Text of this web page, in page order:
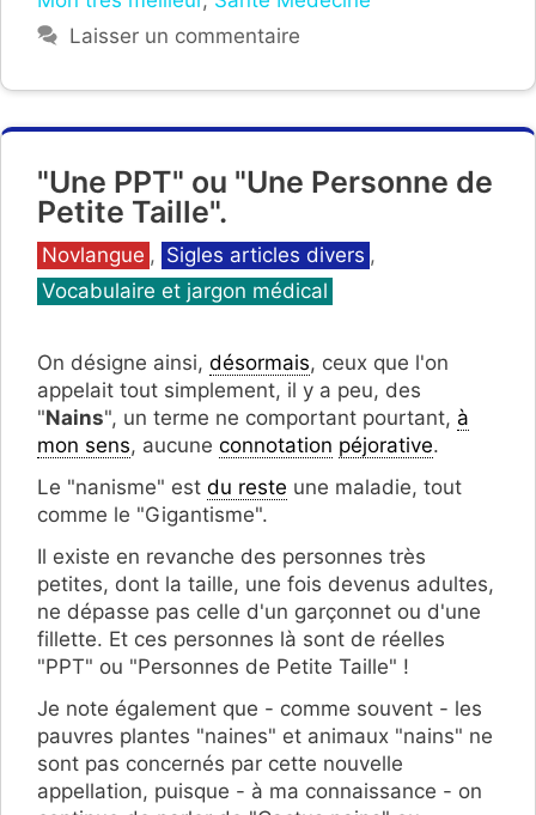
Laisser un commentaire
"Une PPT" ou "Une Personne de
Petite Taille".
Catégories
Novlangue , Sigles articles divers ,
Vocabulaire et jargon médical
On désigne ainsi, désormais, ceux que l'on
appelait tout simplement, il y a peu, des
"Nains", un terme ne comportant pourtant, à
mon sens, aucune connotation péjorative.
Le "nanisme" est du reste une maladie, tout
comme le "Gigantisme".
Il existe en revanche des personnes très
petites, dont la taille, une fois devenus adultes,
ne dépasse pas celle d'un garçonnet ou d'une
fillette. Et ces personnes là sont de réelles
"PPT" ou "Personnes de Petite Taille" !
Je note également que - comme souvent - les
pauvres plantes "naines" et animaux "nains" ne
sont pas concernés par cette nouvelle
appellation, puisque - à ma connaissance - on